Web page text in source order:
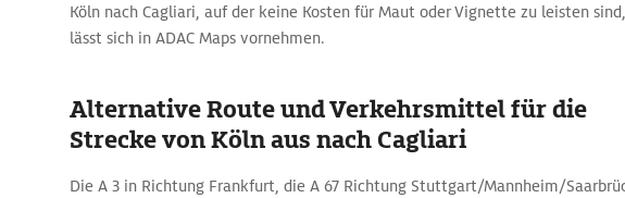
Köln nach Cagliari, auf der keine Kosten für Maut oder Vignette zu leisten sind,
lässt sich in ADAC Maps vornehmen.
Alternative Route und Verkehrsmittel für die
Strecke von Köln aus nach Cagliari
Die A 3 in Richtung Frankfurt, die A 67 Richtung Stuttgart/Mannheim/